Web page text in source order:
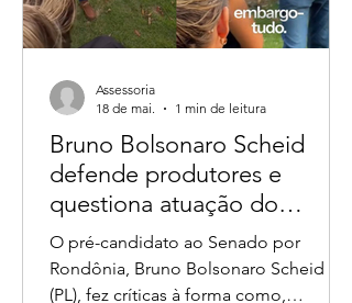
Sindicato já tratava
Bruno Bolsonaro Scheid
defende produtores e
questiona atuação do
ICMBio em fiscalizações no
O pré-candidato ao Senado por
Assessoria
18 de mai.
1 min de leitura